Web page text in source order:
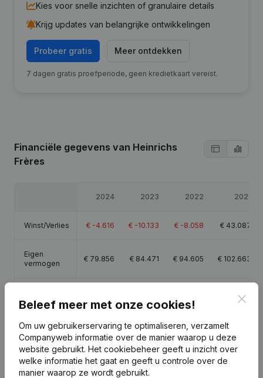
Kies voor snelle inzichten of granulaire details
Krijg updates van belangrijke ontwikkelingen
Probeer gratis Meer ontdekken
7 dagen gratis proefperiode, geen kredietkaart vereist.
Financiële gegevens van Heinrichs
Frères
2024 2023 2022 2021
Winst/Verlies € -4.616 € -10.133 € -8.058 € 43.087
Eigen
vermogen
€ 79.856 € 84.471 € 94.605 € 102.663
Publicatiesvan Heinrichs Frères
Beleef meer met onze cookies!
Om uw gebruikerservaring te optimaliseren, verzamelt
Companyweb informatie over de manier waarop u deze
website gebruikt. Het cookiebeheer geeft u inzicht over
welke informatie het gaat en geeft u controle over de
manier waarop ze wordt gebruikt.